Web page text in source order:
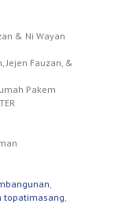
& Ni Wayan
Jejen Fauzan, &
Pakem
,
topatimasang,